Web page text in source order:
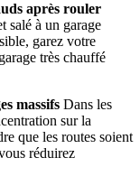
après rouler
salé à un garage
garez votre
très chauffé
massifs Dans les
sur la
que les routes soient
réduirez